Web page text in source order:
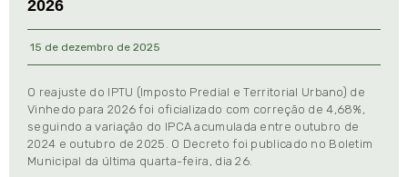
2026
15 de dezembro de 2025
O reajuste do IPTU (Imposto Predial e Territorial Urbano) de
Vinhedo para 2026 foi oficializado com correção de 4,68%,
seguindo a variação do IPCA acumulada entre outubro de
2024 e outubro de 2025. O Decreto foi publicado no Boletim
Municipal da última quarta-feira, dia 26.